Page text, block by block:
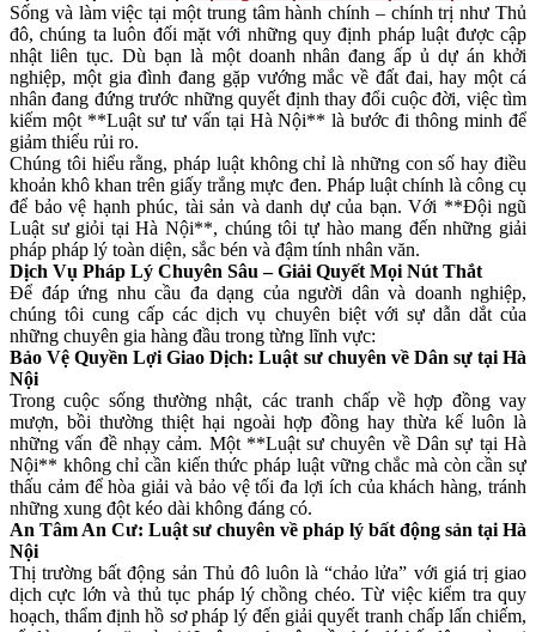
Sống và làm việc tại một trung tâm hành chính – chính trị như Thủ
đô, chúng ta luôn đối mặt với những quy định pháp luật được cập
nhật liên tục. Dù bạn là một doanh nhân đang ấp ủ dự án khởi
nghiệp, một gia đình đang gặp vướng mắc về đất đai, hay một cá
nhân đang đứng trước những quyết định thay đổi cuộc đời, việc tìm
kiếm một **Luật sư tư vấn tại Hà Nội** là bước đi thông minh để
giảm thiểu rủi ro.
Chúng tôi hiểu rằng, pháp luật không chỉ là những con số hay điều
khoản khô khan trên giấy trắng mực đen. Pháp luật chính là công cụ
để bảo vệ hạnh phúc, tài sản và danh dự của bạn. Với **Đội ngũ
Luật sư giỏi tại Hà Nội**, chúng tôi tự hào mang đến những giải
pháp pháp lý toàn diện, sắc bén và đậm tính nhân văn.
Dịch Vụ Pháp Lý Chuyên Sâu – Giải Quyết Mọi Nút Thắt
Để đáp ứng nhu cầu đa dạng của người dân và doanh nghiệp,
chúng tôi cung cấp các dịch vụ chuyên biệt với sự dẫn dắt của
những chuyên gia hàng đầu trong từng lĩnh vực:
Bảo Vệ Quyền Lợi Giao Dịch: Luật sư chuyên về Dân sự tại Hà
Nội
Trong cuộc sống thường nhật, các tranh chấp về hợp đồng vay
mượn, bồi thường thiệt hại ngoài hợp đồng hay thừa kế luôn là
những vấn đề nhạy cảm. Một **Luật sư chuyên về Dân sự tại Hà
Nội** không chỉ cần kiến thức pháp luật vững chắc mà còn cần sự
thấu cảm để hòa giải và bảo vệ tối đa lợi ích của khách hàng, tránh
những xung đột kéo dài không đáng có.
An Tâm An Cư: Luật sư chuyên về pháp lý bất động sản tại Hà
Nội
Thị trường bất động sản Thủ đô luôn là “chảo lửa” với giá trị giao
dịch cực lớn và thủ tục pháp lý chồng chéo. Từ việc kiểm tra quy
hoạch, thẩm định hồ sơ pháp lý đến giải quyết tranh chấp lấn chiếm,